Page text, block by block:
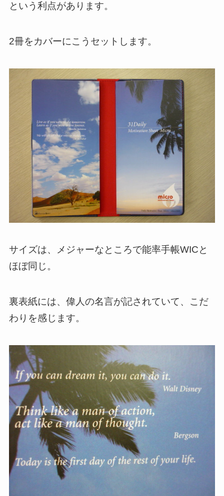
という利点があります。
2冊をカバーにこうセットします。
サイズは、メジャーなところで能率手帳WICと
ほぼ同じ。
裏表紙には、偉人の名言が記されていて、こだ
わりを感じます。